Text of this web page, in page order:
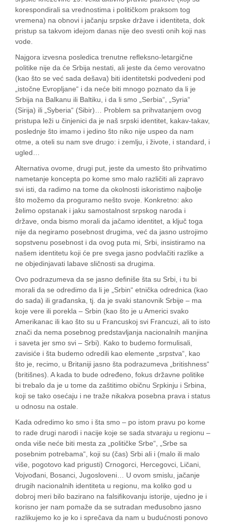
korespondirali sa vrednostima i političkom praksom tog
vremena) na obnovi i jačanju srpske države i identiteta, dok
pristup sa takvom idejom danas nije deo svesti onih koji nas
vode.
Najgora izvesna posledica trenutne refleksno-letargične
politike nije da će Srbija nestati, ali jeste da ćemo verovatno
(kao što se već sada dešava) biti identitetski podvedeni pod
„istočne Evropljane“ i da neće biti mnogo poznato da li je
Srbija na Balkanu ili Baltiku, i da li smo „Serbia“, „Syria“
(Sirija) ili „Syberia“ (Sibir)… Problem sa prihvatanjem ovog
pristupa leži u činjenici da je naš srpski identitet, kakav-takav,
poslednje što imamo i jedino što niko nije uspeo da nam
otme, a oteli su nam sve drugo: i zemlju, i živote, i standard, i
ugled…
Alternativa ovome, drugi put, jeste da umesto što prihvatimo
nametanje koncepta po kome smo malo različiti ali zapravo
svi isti, da radimo na tome da okolnosti iskoristimo najbolje
što možemo da proguramo nešto svoje. Konkretno: ako
želimo opstanak i jaku samostalnost srpskog naroda i
države, onda bismo morali da jačamo identitet, a ključ toga
nije da negiramo posebnost drugima, već da jasno ustrojimo
sopstvenu posebnost i da ovog puta mi, Srbi, insistiramo na
našem identitetu koji će pre svega jasno podvlačiti razlike a
ne objedinjavati labave sličnosti sa drugima.
Ovo podrazumeva da se jasno definiše šta su Srbi, i tu bi
morali da se odredimo da li je „Srbin“ etnička odrednica (kao
do sada) ili građanska, tj. da je svaki stanovnik Srbije – ma
koje vere ili porekla – Srbin (kao što je u Americi svako
Amerikanac ili kao što su u Francuskoj svi Francuzi, ali to isto
znači da nema posebnog predstavljanja nacionalnih manjina
i saveta jer smo svi – Srbi). Kako to budemo formulisali,
zavisiće i šta budemo odredili kao elemente „srpstva“, kao
što je, recimo, u Britaniji jasno šta podrazumeva „britishness“
(britišnes). A kada to bude određeno, fokus državne politike
bi trebalo da je u tome da zaštitimo običnu Srpkinju i Srbina,
koji se tako osećaju i ne traže nikakva posebna prava i status
u odnosu na ostale.
Kada odredimo ko smo i šta smo – po istom pravu po kome
to rade drugi narodi i nacije koje se sada stvaraju u regionu –
onda više neće biti mesta za „političke Srbe“, „Srbe sa
posebnim potrebama“, koji su (čas) Srbi ali i (malo ili malo
više, pogotovo kad prigusti) Crnogorci, Hercegovci, Ličani,
Vojvođani, Bosanci, Jugosloveni… U ovom smislu, jačanje
drugih nacionalnih identiteta u regionu, ma koliko god u
dobroj meri bilo bazirano na falsifikovanju istorije, ujedno je i
korisno jer nam pomaže da se sutradan međusobno jasno
razlikujemo ko je ko i sprečava da nam u budućnosti ponovo